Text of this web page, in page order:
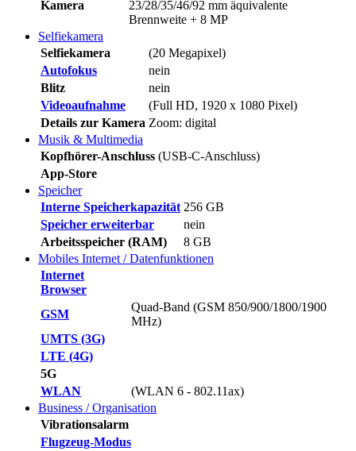
Kamera
23/28/35/46/92 mm äquivalente
Brennweite + 8 MP
Selfiekamera
Selfiekamera
(20 Megapixel)
Autofokus
nein
Blitz
nein
Videoaufnahme
(Full HD, 1920 x 1080 Pixel)
Details zur Kamera Zoom: digital
Musik & Multimedia
Kopfhörer-Anschluss (USB-C-Anschluss)
App-Store
Speicher
Interne Speicherkapazität 256 GB
Speicher erweiterbar
nein
Arbeitsspeicher (RAM)
8 GB
Mobiles Internet / Datenfunktionen
Internet
Browser
GSM
Quad-Band (GSM 850/900/1800/1900
MHz)
UMTS (3G)
LTE (4G)
5G
WLAN
(WLAN 6 - 802.11ax)
Business / Organisation
Vibrationsalarm
Flugzeug-Modus